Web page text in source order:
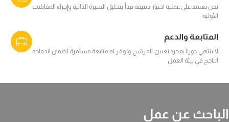
نحن نعتمد على عملية اختيار دقيقة تبدأ بتحليل السيرة الذاتية وإجراء المقابلات
الأولية
المتابعة والدعم
لا ينتهي دورنا بمجرد تعيين المرشح. ونوفر له متابعة مستمرة لضمان اندماجه
الناجح في بيئة العمل
الباحث عن عمل